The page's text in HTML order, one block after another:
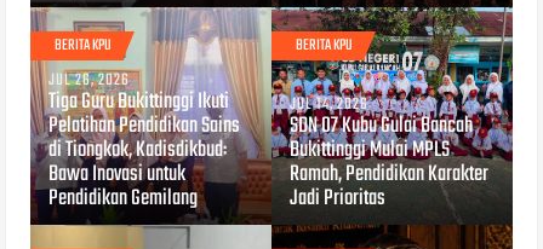
BERITA KPU
JUL 26, 2026
Tiga Guru Bukittinggi Ikuti
Pelatihan Pendidikan Sains
di Tiongkok, Kadisdikbud:
Bawa Inovasi untuk
Pendidikan Gemilang
BERITA KPU
JUL 14, 2026
SDN 07 Kubu Gulai Bancah
Bukittinggi Mulai MPLS
Ramah, Pendidikan Karakter
Jadi Prioritas